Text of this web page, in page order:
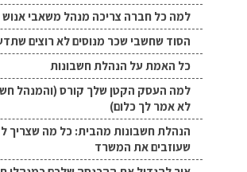
למה כל חברה צריכה מנהל משאבי אנוש
הסוד שחשבי שכר מנוסים לא רוצים
כל האמת על הנהלת חשבונות
למה העסק הקטן שלך קורס (והמנהל
לא אמר לך כלום)
הנהלת חשבונות מהבית: כל מה שצריך
שעוזבים את המשרד